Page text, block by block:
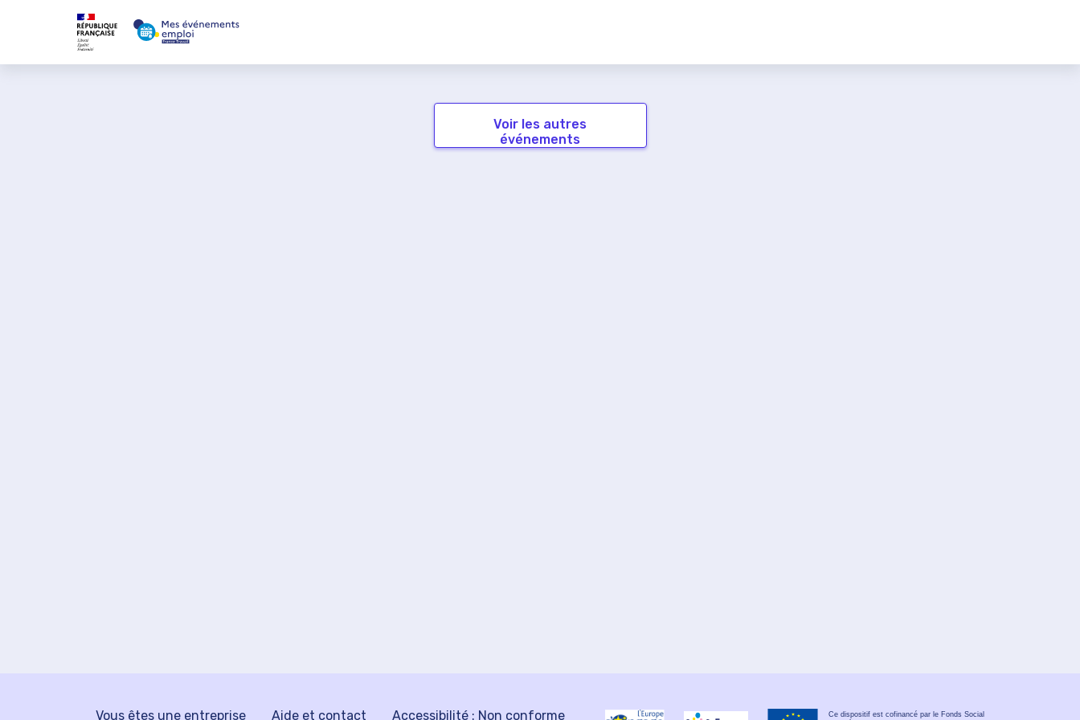
Voir les autres
événements
Vous êtes une entreprise Aide et contact Accessibilité : Non conforme
Ce dispositif est cofinancé par le Fonds Social